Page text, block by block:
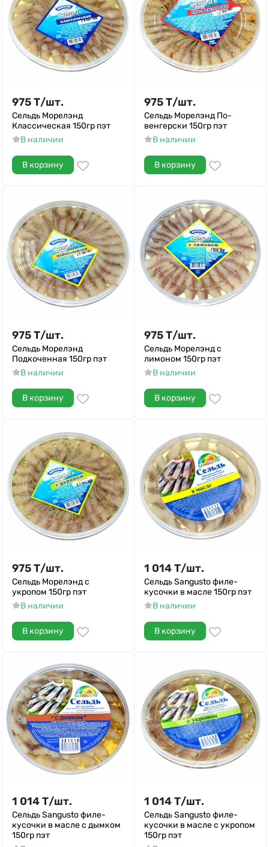
975Т/шт.
Сельдь Морелэнд
Классическая 150гр пэт
В наличии
В корзину
975Т/шт.
Сельдь Морелэнд По-
венгерски 150гр пэт
В наличии
В корзину
975Т/шт.
Сельдь Морелэнд
Подкоченная 150гр пэт
В наличии
В корзину
975Т/шт.
Сельдь Морелэнд с
лимоном 150гр пэт
В наличии
В корзину
975Т/шт.
Сельдь Морелэнд с
укропом 150гр пэт
В наличии
В корзину
1 014Т/шт.
Сельдь Sangusto филе-
кусочки в масле 150гр пэт
В наличии
В корзину
1 014Т/шт.
Сельдь Sangusto филе-
кусочки в масле с дымком
150гр пэт
1 014Т/шт.
Сельдь Sangusto филе-
кусочки в масле с укропом
150гр пэт